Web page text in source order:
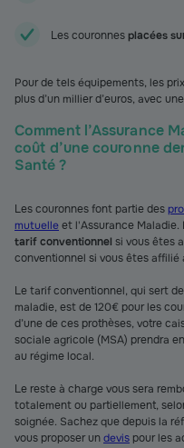
Les couronnesplacées
Pour de tels équipements, les
plus d’un millier d’euros, avec
Comment l’Assurance
coût d’une couronne
Santé ?
Les couronnes font partie des
mutuelleet l'Assurance Maladie.
tarif conventionnel si vous êtes
conventionnel si vous êtes affilié
Le tarif conventionnel, qui sert
maladie, est de 120€ pour les
d’une de ces prothèses, votre
sociale agricole (MSA) prendra
au régime local.
Le reste à charge vous sera
totalement ou partiellement,
soignée. Sachez que depuis la
vous proposer undevis pour les